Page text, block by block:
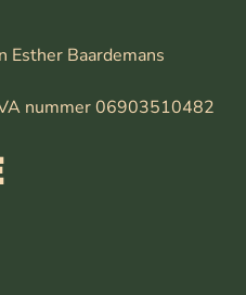
Esther Baardemans
nummer 06903510482